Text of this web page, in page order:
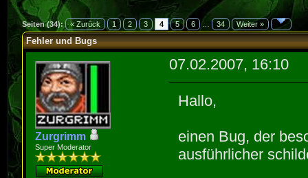
Seiten (34): « Zurück 1 2 3 4 5 6 … 34 Weiter »
Fehler und Bugs
Zurgrimm
Super Moderator
07.02.2007, 16:10
Hallo,
einen Bug, der
ausführlicher